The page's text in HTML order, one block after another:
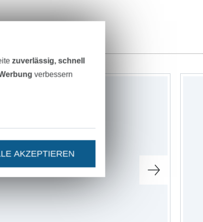
zuverlässig, schnell
verbessern
AKZEPTIEREN